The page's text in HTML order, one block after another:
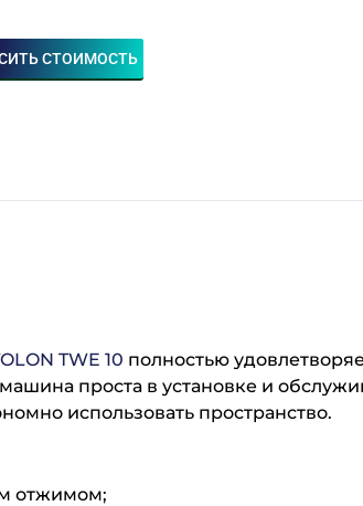
СТОИМОСТЬ
TWE 10 полностью
проста в установке и
использовать пространство.
отжимом;